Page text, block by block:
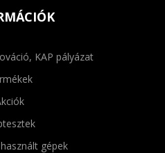
KAP pályázat
gépek